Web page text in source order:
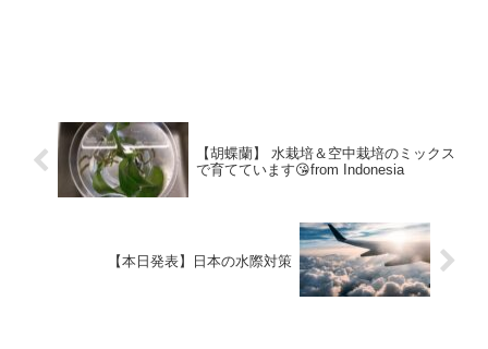
【胡蝶蘭】 水栽培＆空中栽培のミックス
で育てています😘from Indonesia
【本日発表】日本の水際対策